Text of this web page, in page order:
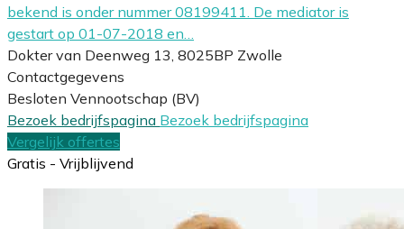
bekend is onder nummer 08199411. De mediator is
gestart op 01-07-2018 en…
Dokter van Deenweg 13, 8025BP Zwolle
Contactgegevens
Besloten Vennootschap (BV)
Bezoek bedrijfspagina Bezoek bedrijfspagina
Vergelijk offertes
Gratis - Vrijblijvend